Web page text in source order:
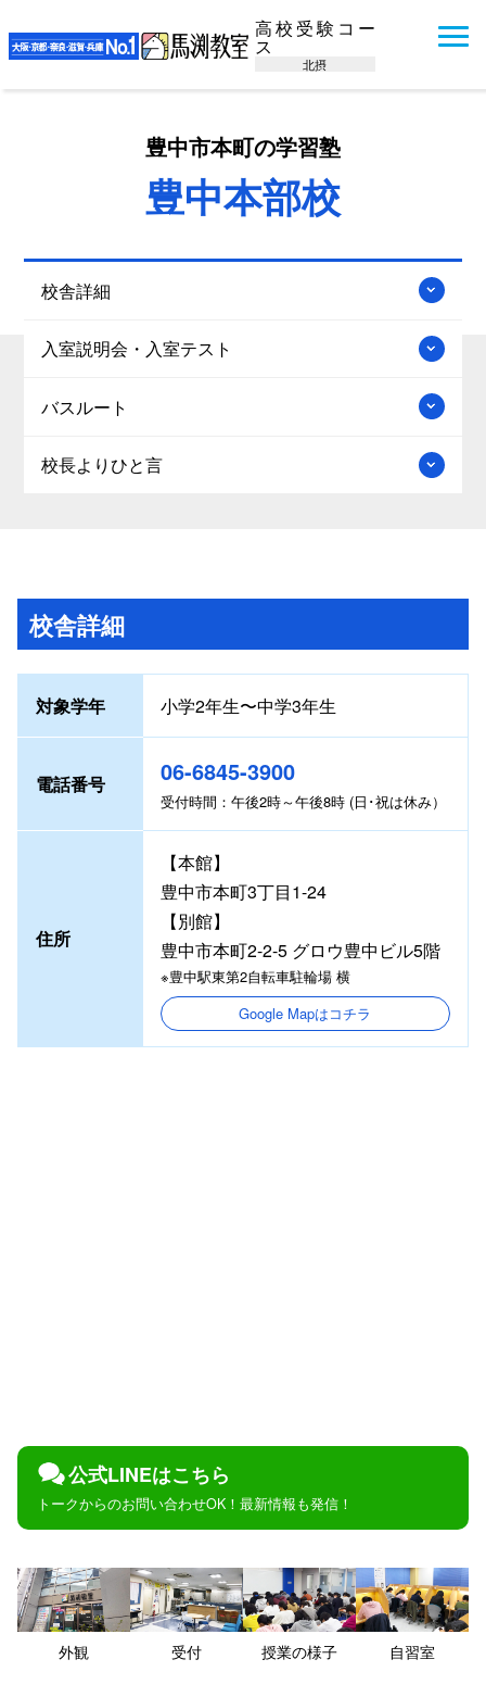
高校受験コー
ス
北摂
豊中市本町の学習塾
豊中本部校
校舎詳細
入室説明会・入室テスト
バスルート
校長よりひと言
校舎詳細
対象学年 小学2年生〜中学3年生
電話番号 06-6845-3900
受付時間：午後2時～午後8時 (日･祝は休み）
住所
【本館】
豊中市本町3丁目1-24
【別館】
豊中市本町2-2-5 グロウ豊中ビル5階
※豊中駅東第2自転車駐輪場 横
Google Mapはコチラ
公式LINEはこちら
トークからのお問い合わせOK！最新情報も発信！
外観 受付 授業の様子 自習室